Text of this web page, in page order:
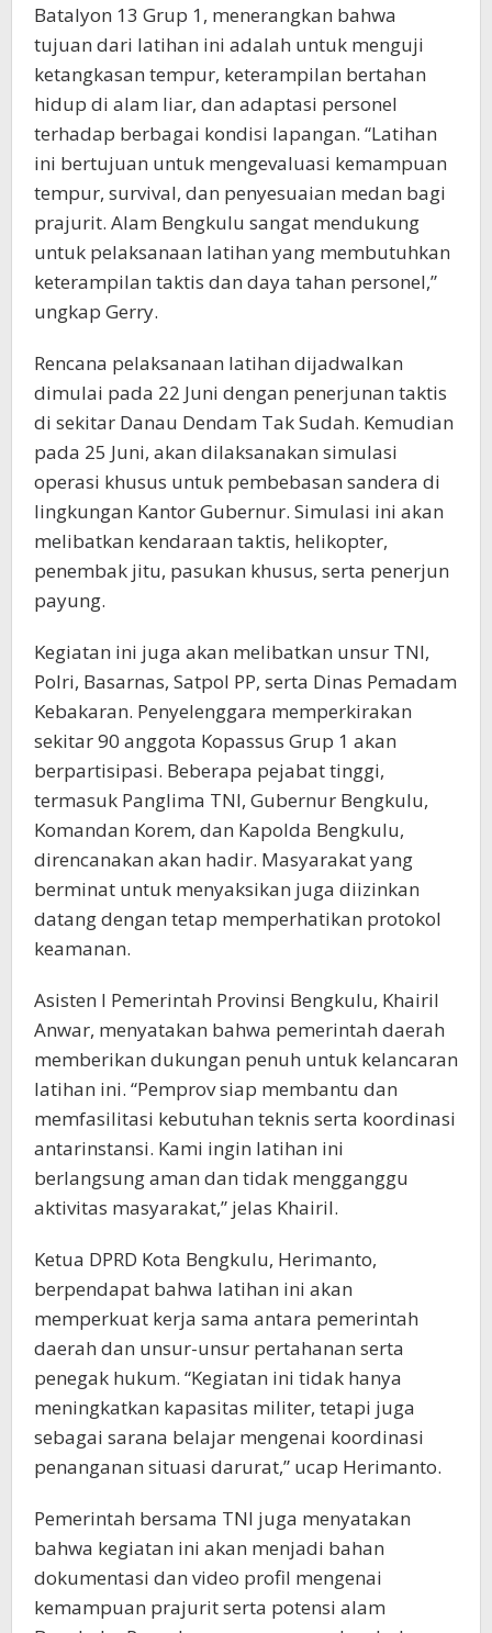
Batalyon 13 Grup 1, menerangkan bahwa
tujuan dari latihan ini adalah untuk menguji
ketangkasan tempur, keterampilan bertahan
hidup di alam liar, dan adaptasi personel
terhadap berbagai kondisi lapangan. “Latihan
ini bertujuan untuk mengevaluasi kemampuan
tempur, survival, dan penyesuaian medan bagi
prajurit. Alam Bengkulu sangat mendukung
untuk pelaksanaan latihan yang membutuhkan
keterampilan taktis dan daya tahan personel,”
ungkap Gerry.
Rencana pelaksanaan latihan dijadwalkan
dimulai pada 22 Juni dengan penerjunan taktis
di sekitar Danau Dendam Tak Sudah. Kemudian
pada 25 Juni, akan dilaksanakan simulasi
operasi khusus untuk pembebasan sandera di
lingkungan Kantor Gubernur. Simulasi ini akan
melibatkan kendaraan taktis, helikopter,
penembak jitu, pasukan khusus, serta penerjun
payung.
Kegiatan ini juga akan melibatkan unsur TNI,
Polri, Basarnas, Satpol PP, serta Dinas Pemadam
Kebakaran. Penyelenggara memperkirakan
sekitar 90 anggota Kopassus Grup 1 akan
berpartisipasi. Beberapa pejabat tinggi,
termasuk Panglima TNI, Gubernur Bengkulu,
Komandan Korem, dan Kapolda Bengkulu,
direncanakan akan hadir. Masyarakat yang
berminat untuk menyaksikan juga diizinkan
datang dengan tetap memperhatikan protokol
keamanan.
Asisten I Pemerintah Provinsi Bengkulu, Khairil
Anwar, menyatakan bahwa pemerintah daerah
memberikan dukungan penuh untuk kelancaran
latihan ini. “Pemprov siap membantu dan
memfasilitasi kebutuhan teknis serta koordinasi
antarinstansi. Kami ingin latihan ini
berlangsung aman dan tidak mengganggu
aktivitas masyarakat,” jelas Khairil.
Ketua DPRD Kota Bengkulu, Herimanto,
berpendapat bahwa latihan ini akan
memperkuat kerja sama antara pemerintah
daerah dan unsur-unsur pertahanan serta
penegak hukum. “Kegiatan ini tidak hanya
meningkatkan kapasitas militer, tetapi juga
sebagai sarana belajar mengenai koordinasi
penanganan situasi darurat,” ucap Herimanto.
Pemerintah bersama TNI juga menyatakan
bahwa kegiatan ini akan menjadi bahan
dokumentasi dan video profil mengenai
kemampuan prajurit serta potensi alam